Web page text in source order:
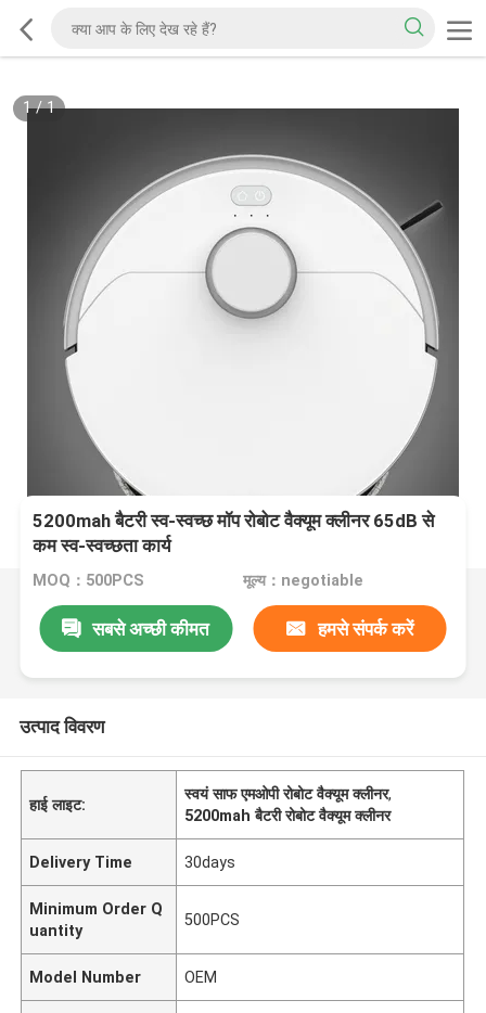
1/1
5200mah बैटरी स्व-स्वच्छ मॉप रोबोट वैक्यूम क्लीनर 65dB से
कम स्व-स्वच्छता कार्य
MOQ：500PCS मूल्य：negotiable
सबसे अच्छी कीमत हमसे संपर्क करें
उत्पाद विवरण
हाई लाइट:
स्वयं साफ एमओपी रोबोट वैक्यूम क्लीनर,
5200mah बैटरी रोबोट वैक्यूम क्लीनर
Delivery Time 30days
Minimum Order Q
uantity
500PCS
Model Number OEM